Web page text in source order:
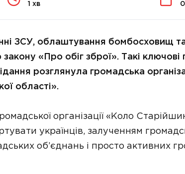
1 хв
ЗСУ, облаштування бомбосховищ
«Про обіг зброї». Такі ключові
розглянула громадська
області».
організації «Коло
українців, залученням
об’єднань і просто активних